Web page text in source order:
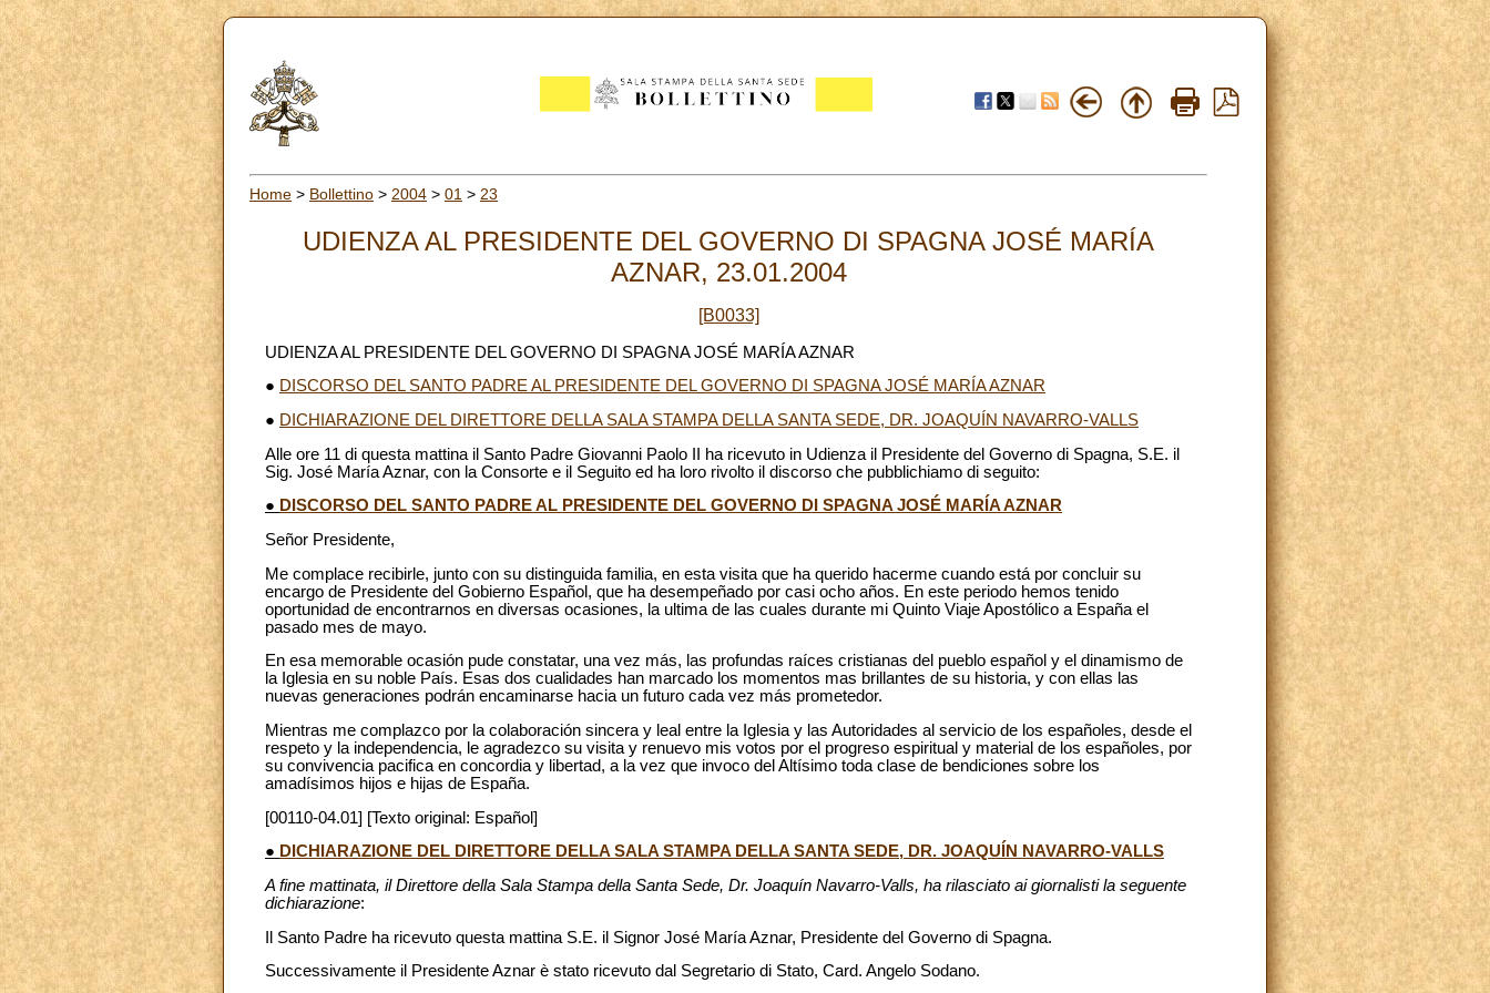
Home > Bollettino > 2004 > 01 > 23
UDIENZA AL PRESIDENTE DEL GOVERNO DI SPAGNA JOSÉ MARÍA
AZNAR, 23.01.2004
[B0033]
UDIENZA AL PRESIDENTE DEL GOVERNO DI SPAGNA JOSÉ MARÍA AZNAR
● DISCORSO DEL SANTO PADRE AL PRESIDENTE DEL GOVERNO DI SPAGNA JOSÉ MARÍA AZNAR
● DICHIARAZIONE DEL DIRETTORE DELLA SALA STAMPA DELLA SANTA SEDE, DR. JOAQUÍN NAVARRO-VALLS
Alle ore 11 di questa mattina il Santo Padre Giovanni Paolo II ha ricevuto in Udienza il Presidente del Governo di Spagna, S.E. il
Sig. José María Aznar, con la Consorte e il Seguito ed ha loro rivolto il discorso che pubblichiamo di seguito:
● DISCORSO DEL SANTO PADRE AL PRESIDENTE DEL GOVERNO DI SPAGNA JOSÉ MARÍA AZNAR
Señor Presidente,
Me complace recibirle, junto con su distinguida familia, en esta visita que ha querido hacerme cuando está por concluir su
encargo de Presidente del Gobierno Español, que ha desempeñado por casi ocho años. En este periodo hemos tenido
oportunidad de encontrarnos en diversas ocasiones, la ultima de las cuales durante mi Quinto Viaje Apostólico a España el
pasado mes de mayo.
En esa memorable ocasión pude constatar, una vez más, las profundas raíces cristianas del pueblo español y el dinamismo de
la Iglesia en su noble País. Esas dos cualidades han marcado los momentos mas brillantes de su historia, y con ellas las
nuevas generaciones podrán encaminarse hacia un futuro cada vez más prometedor.
Mientras me complazco por la colaboración sincera y leal entre la Iglesia y las Autoridades al servicio de los españoles, desde el
respeto y la independencia, le agradezco su visita y renuevo mis votos por el progreso espiritual y material de los españoles, por
su convivencia pacifica en concordia y libertad, a la vez que invoco del Altísimo toda clase de bendiciones sobre los
amadísimos hijos e hijas de España.
[00110-04.01] [Texto original: Español]
● DICHIARAZIONE DEL DIRETTORE DELLA SALA STAMPA DELLA SANTA SEDE, DR. JOAQUÍN NAVARRO-VALLS
A fine mattinata, il Direttore della Sala Stampa della Santa Sede, Dr. Joaquín Navarro-Valls, ha rilasciato ai giornalisti la seguente
dichiarazione:
Il Santo Padre ha ricevuto questa mattina S.E. il Signor José María Aznar, Presidente del Governo di Spagna.
Successivamente il Presidente Aznar è stato ricevuto dal Segretario di Stato, Card. Angelo Sodano.